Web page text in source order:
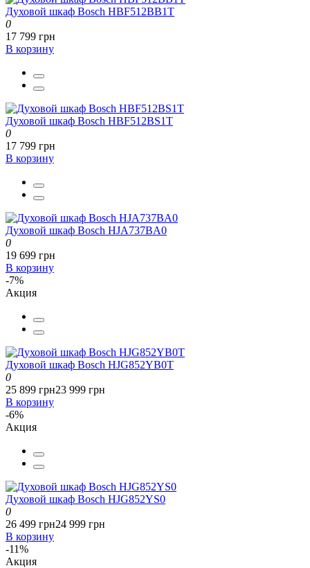
Духовой шкаф Bosch HBF512BB1T
0
17 799 грн
В корзину
Духовой шкаф Bosch HBF512BS1T
0
17 799 грн
В корзину
Духовой шкаф Bosch HJA737BA0
0
19 699 грн
В корзину
-7%
Акция
Духовой шкаф Bosch HJG852YB0T
0
25 899 грн23 999 грн
В корзину
-6%
Акция
Духовой шкаф Bosch HJG852YS0
0
26 499 грн24 999 грн
В корзину
-11%
Акция